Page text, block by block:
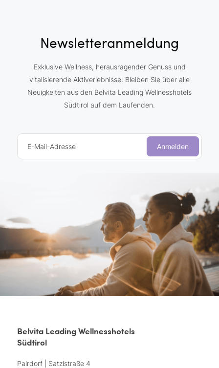
Newsletteranmeldung
Exklusive Wellness, herausragender Genuss und
vitalisierende Aktiverlebnisse: Bleiben Sie über alle
Neuigkeiten aus den Belvita Leading Wellnesshotels
Südtirol auf dem Laufenden.
E-Mail-Adresse Anmelden
Belvita Leading Wellnesshotels
Südtirol
Pairdorf | Satzlstraße 4